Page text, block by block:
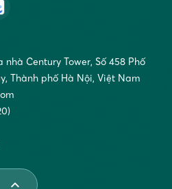
nhà Century Tower, Số 458 Phố
Thành phố Hà Nội, Việt Nam